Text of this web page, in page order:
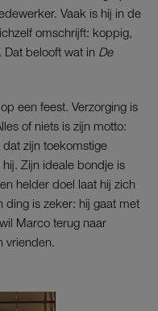
Vaak is hij in de
omschrijft: koppig,
Dat belooft wat in De
op een feest. Verzorging is
of niets is zijn motto:
zijn toekomstige
Zijn ideale bondje is
helder doel laat hij zich
ding is zeker: hij gaat met
Marco terug naar
vrienden.